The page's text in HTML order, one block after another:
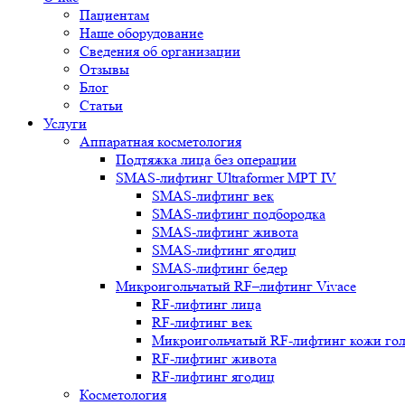
Пациентам
Наше оборудование
Сведения об организации
Отзывы
Блог
Статьи
Услуги
Аппаратная косметология
Подтяжка лица без операции
SMAS-лифтинг Ultraformer MPT IV
SMAS-лифтинг век
SMAS-лифтинг подбородка
SMAS-лифтинг живота
SMAS-лифтинг ягодиц
SMAS-лифтинг бедер
Микроигольчатый RF–лифтинг Vivace
RF-лифтинг лица
RF-лифтинг век
Микроигольчатый RF-лифтинг кожи
RF-лифтинг живота
RF-лифтинг ягодиц
Косметология